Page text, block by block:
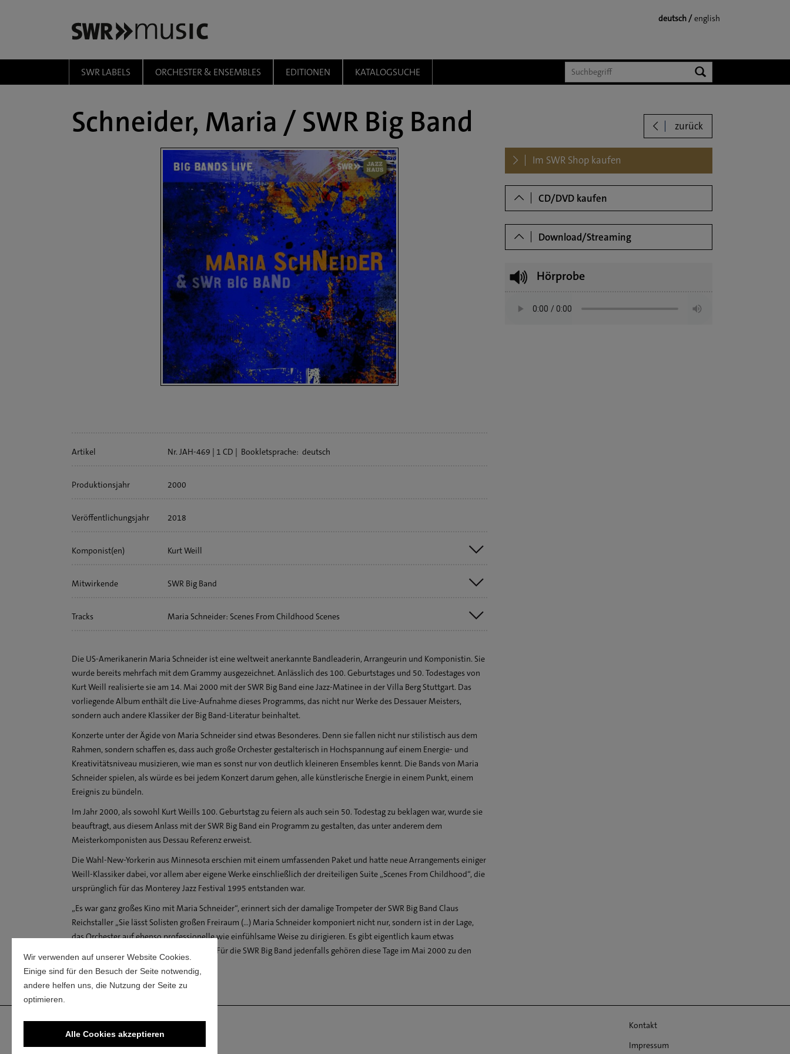
Wir verwenden auf unserer Website Cookies.
Einige sind für den Besuch der Seite notwendig,
andere helfen uns, die Nutzung der Seite zu
optimieren.
Alle Cookies akzeptieren
deutsch
english
SWR LABELS ORCHESTER & ENSEMBLES EDITIONEN KATALOGSUCHE
zurück
Schneider, Maria / SWR Big Band
Artikel Nr. JAH-469 1 CD Bookletsprache: deutsch
Produktionsjahr 2000
Veröffentlichungs­jahr 2018
Komponist(en)
Kurt Weill
Mitwirkende
SWR Big Band
Ralf Schmid
Tracks
Maria Schneider: Scenes From Childhood Scenes
Kurt Weill: Moritat von Mackie Messer
Kurt Weill: Trouble Man
Kurt Weill: Speak Low
Kurt Weill: Alabama Song
Kurt Weill: It Never Was You
Maria Schneider: Some Circles
Die US-Amerikanerin Maria Schneider ist eine weltweit anerkannte Bandleaderin, Arrangeurin und Komponistin. Sie
wurde bereits mehrfach mit dem Grammy ausgezeichnet. Anlässlich des 100. Geburtstages und 50. Todestages von
Kurt Weill realisierte sie am 14. Mai 2000 mit der SWR Big Band eine Jazz-Matinee in der Villa Berg Stuttgart. Das
vorliegende Album enthält die Live-Aufnahme dieses Programms, das nicht nur Werke des Dessauer Meisters,
sondern auch andere Klassiker der Big Band-Literatur beinhaltet.
Konzerte unter der Ägide von Maria Schneider sind etwas Besonderes. Denn sie fallen nicht nur stilistisch aus dem
Rahmen, sondern schaffen es, dass auch große Orchester gestalterisch in Hochspannung auf einem Energie- und
Kreativitätsniveau musizieren, wie man es sonst nur von deutlich kleineren Ensembles kennt. Die Bands von Maria
Schneider spielen, als würde es bei jedem Konzert darum gehen, alle künstlerische Energie in einem Punkt, einem
Ereignis zu bündeln.
Im Jahr 2000, als sowohl Kurt Weills 100. Geburtstag zu feiern als auch sein 50. Todestag zu beklagen war, wurde sie
beauftragt, aus diesem Anlass mit der SWR Big Band ein Programm zu gestalten, das unter anderem dem
Meisterkomponisten aus Dessau Referenz erweist.
Die Wahl-New-Yorkerin aus Minnesota erschien mit einem umfassenden Paket und hatte neue Arrangements einiger
Weill-Klassiker dabei, vor allem aber eigene Werke einschließlich der dreiteiligen Suite „Scenes From Childhood“, die
ursprünglich für das Monterey Jazz Festival 1995 entstanden war.
„Es war ganz großes Kino mit Maria Schneider“, erinnert sich der damalige Trompeter der SWR Big Band Claus
Reichstaller „Sie lässt Solisten großen Freiraum (…) Maria Schneider komponiert nicht nur, sondern ist in der Lage,
das Orchester auf ebenso professionelle wie einfühlsame Weise zu dirigieren. Es gibt eigentlich kaum etwas
Besseres, als sie an der Spitze zu haben.“ Für die SWR Big Band jedenfalls gehören diese Tage im Mai 2000 zu den
DowloadsIm SWR Shop kaufen
CD/DVD kaufen
Download/Streaming
Hörprobe
Kontakt
Impressum